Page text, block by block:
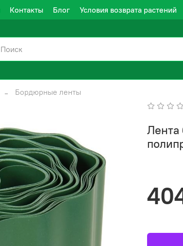
Контакты Блог Условия возврата растений
Бордюрные ленты
Лента